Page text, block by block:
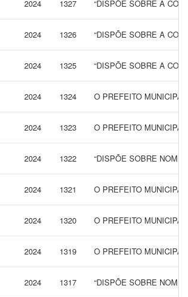
2024 1327 “DISPÕE SOBRE A
2024 1326 “DISPÕE SOBRE A
2024 1325 “DISPÕE SOBRE A
2024 1324 O PREFEITO
2024 1323 O PREFEITO
2024 1322 “DISPÕE SOBRE
2024 1321 O PREFEITO
2024 1320 O PREFEITO
2024 1319 O PREFEITO
2024 1317 “DISPÕE SOBRE